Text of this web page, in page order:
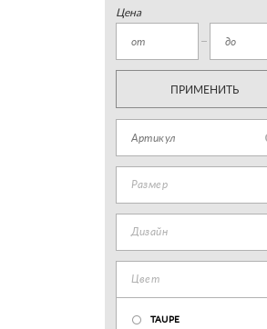
Цена
ПРИМЕНИТЬ
Размер
Дизайн
Цвет
TAUPE